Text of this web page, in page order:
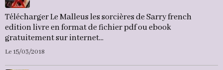
Télécharger Le Malleus les sorcières de Sarry french
edition livre en format de fichier pdf ou ebook
gratuitement sur internet...
Le 15/03/2018